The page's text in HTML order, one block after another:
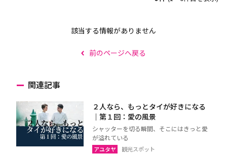
該当する情報がありません
前のページへ戻る
関連記事
２人なら、もっとタイが好きになる
｜第１回：愛の風景
シャッターを切る瞬間、そこにはきっと愛
が溢れている
アユタヤ 観光スポット